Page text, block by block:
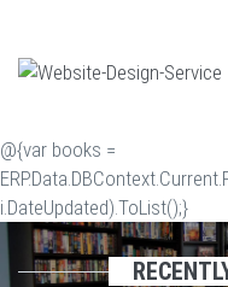
@{var books =
i.DateUpdated).ToList();}